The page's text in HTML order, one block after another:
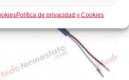
Política de privacidad y Cookies